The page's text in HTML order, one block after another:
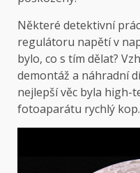
Některé detektivní
regulátoru napětí v
bylo, co s tím dělat?
demontáž a náhradní
nejlepší věc byla high-
fotoaparátu rychlý kop.